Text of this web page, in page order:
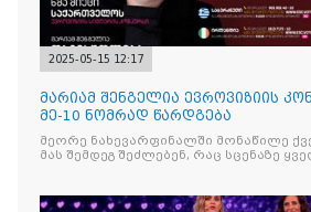
2025-05-15 12:17
მარიამ შენგელია ევროვიზიის
მე-10 ნომრად წარდგება
მეორე ნახევარფინალში მონაწილე
მას შემდეგ შეძლებენ, რაც სცენაზე